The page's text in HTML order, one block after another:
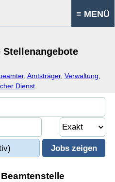
≡ MENÜ
Stellenangebote
, Amtsträger, Verwaltung
Dienst